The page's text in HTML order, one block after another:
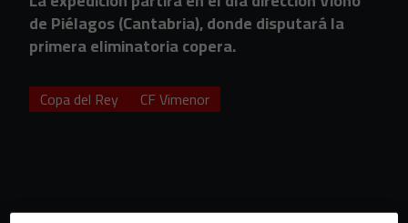
de Piélagos (Cantabria), donde disputará la
primera eliminatoria copera.
Copa del Rey CF Vimenor